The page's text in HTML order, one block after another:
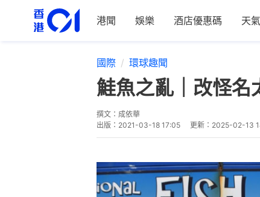
港聞 娛樂 酒店優惠碼 天
國際 環球趣聞
鮭魚之亂｜改怪名
撰文： 成依華
出版： 2021-03-18 17:05 更新： 2025-02-13